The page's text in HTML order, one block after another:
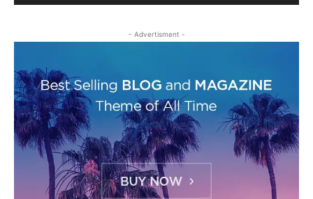
- Advertisment -